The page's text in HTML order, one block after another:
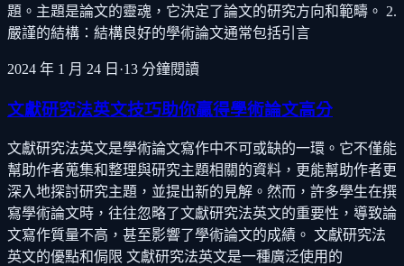
題。主題是論文的靈魂，它決定了論文的研究方向和範疇。 2.
嚴謹的結構：結構良好的學術論文通常包括引言
2024 年 1 月 24 日 ·13 分鐘閱讀
文獻研究法英文技巧助你贏得學術論文高分
文獻研究法英文是學術論文寫作中不可或缺的一環。它不僅能
幫助作者蒐集和整理與研究主題相關的資料，更能幫助作者更
深入地探討研究主題，並提出新的見解。然而，許多學生在撰
寫學術論文時，往往忽略了文獻研究法英文的重要性，導致論
文寫作質量不高，甚至影響了學術論文的成績。 文獻研究法
英文的優點和侷限 文獻研究法英文是一種廣泛使用的